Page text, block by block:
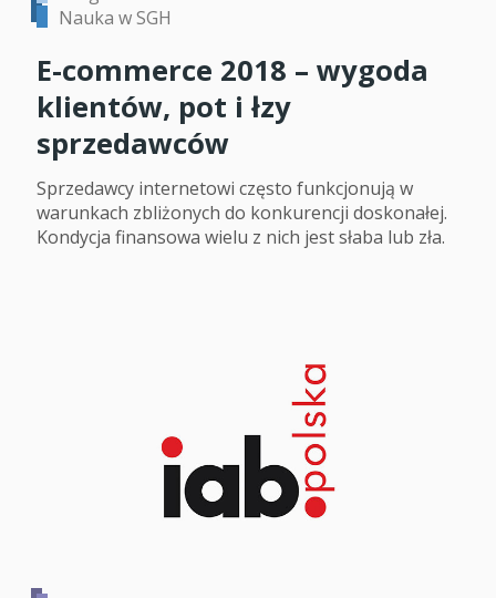
Nauka w SGH
E-commerce 2018 – wygoda
klientów, pot i łzy
sprzedawców
Sprzedawcy internetowi często funkcjonują w
warunkach zbliżonych do konkurencji doskonałej.
Kondycja finansowa wielu z nich jest słaba lub zła.